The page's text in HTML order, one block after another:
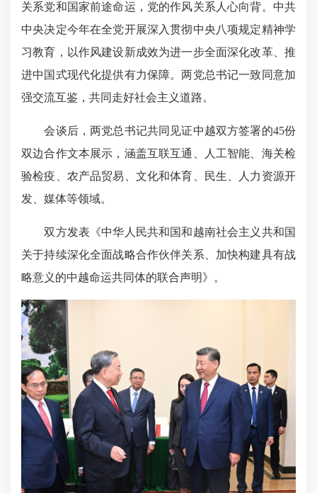
关系党和国家前途命运，党的作风关系人心向背。中共
中央决定今年在全党开展深入贯彻中央八项规定精神学
习教育，以作风建设新成效为进一步全面深化改革、推
进中国式现代化提供有力保障。两党总书记一致同意加
强交流互鉴，共同走好社会主义道路。
会谈后，两党总书记共同见证中越双方签署的45份
双边合作文本展示，涵盖互联互通、人工智能、海关检
验检疫、农产品贸易、文化和体育、民生、人力资源开
发、媒体等领域。
双方发表《中华人民共和国和越南社会主义共和国
关于持续深化全面战略合作伙伴关系、加快构建具有战
略意义的中越命运共同体的联合声明》。